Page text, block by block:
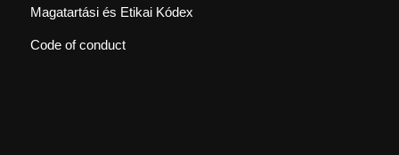
Magatartási és Etikai Kódex
Code of conduct